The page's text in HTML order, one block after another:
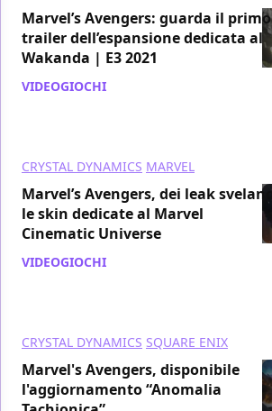
Marvel’s Avengers: guarda il primo
trailer dell’espansione dedicata al
Wakanda | E3 2021
VIDEOGIOCHI
CRYSTAL DYNAMICS MARVEL
Marvel’s Avengers, dei leak svelano
le skin dedicate al Marvel
Cinematic Universe
VIDEOGIOCHI
CRYSTAL DYNAMICS SQUARE ENIX
Marvel's Avengers, disponibile
l'aggiornamento “Anomalia